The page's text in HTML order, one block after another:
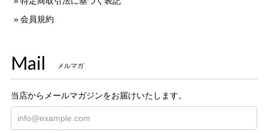
会員規約
Mail メルマガ
当店からメールマガジンをお届けいたします。